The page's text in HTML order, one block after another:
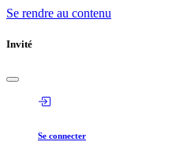
Se rendre au contenu
Invité
Se connecter